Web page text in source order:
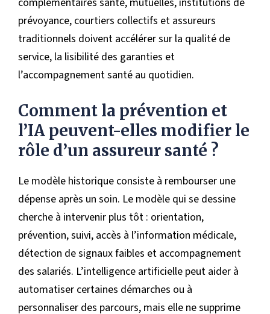
prévoyance, courtiers collectifs et assureurs
traditionnels doivent accélérer sur la qualité de
service, la lisibilité des garanties et
l’accompagnement santé au quotidien.
Comment la prévention et
l’IA peuvent-elles modifier le
rôle d’un assureur santé ?
Le modèle historique consiste à rembourser une
dépense après un soin. Le modèle qui se dessine
cherche à intervenir plus tôt : orientation,
prévention, suivi, accès à l’information médicale,
détection de signaux faibles et accompagnement
des salariés. L’intelligence artificielle peut aider à
automatiser certaines démarches ou à
personnaliser des parcours, mais elle ne supprime